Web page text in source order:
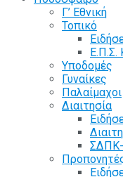
Γ’ Εθνική
Τοπικό
Ε.Π.Σ.
Υποδομές
Γυναίκες
Παλαίμαχοι
Διαιτησία